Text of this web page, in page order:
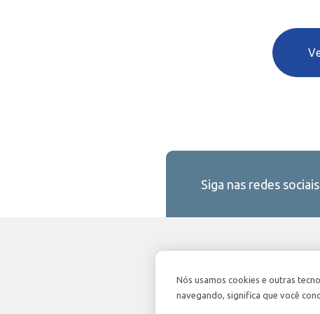
Siga nas redes sociais
Nós usamos cookies e outras
navegando, significa que você